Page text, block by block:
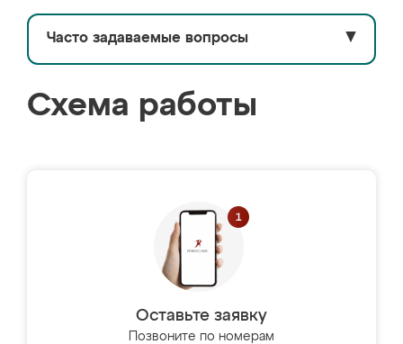
Часто задаваемые вопросы ▼
Схема работы
Оставьте заявку
Позвоните по номерам